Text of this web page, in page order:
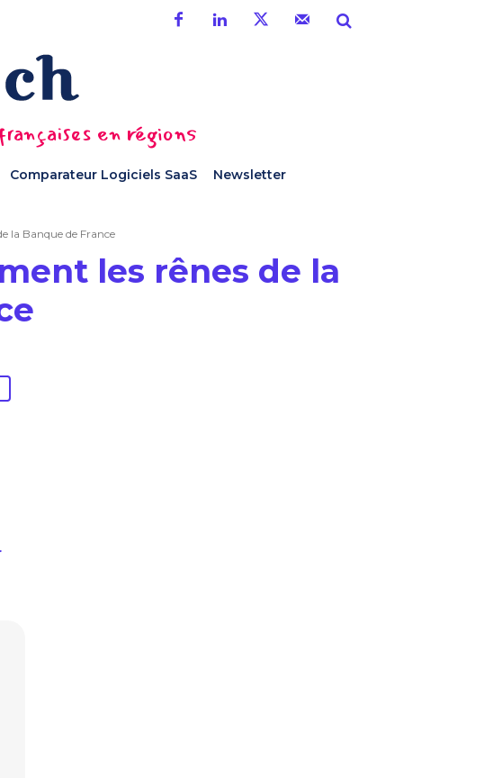
en régions
Comparateur Logiciels SaaS Newsletter
la Banque de France
les rênes de la